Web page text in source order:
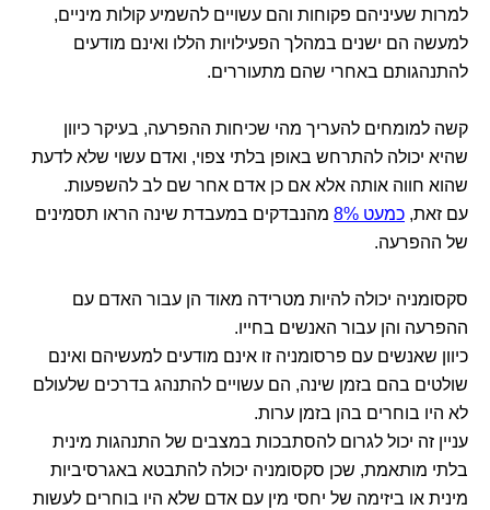
למרות שעיניהם פקוחות והם עשויים להשמיע קולות מיניים,
למעשה הם ישנים במהלך הפעילויות הללו ואינם מודעים
להתנהגותם באחרי שהם מתעוררים.
קשה למומחים להעריך מהי שכיחות ההפרעה, בעיקר כיוון
שהיא יכולה להתרחש באופן בלתי צפוי, ואדם עשוי שלא לדעת
שהוא חווה אותה אלא אם כן אדם אחר שם לב להשפעות.
עם זאת, כמעט 8%
מהנבדקים במעבדת שינה הראו תסמינים
של ההפרעה.
סקסומניה יכולה להיות מטרידה מאוד הן עבור האדם עם
ההפרעה והן עבור האנשים בחייו.
כיוון שאנשים עם פרסומניה זו אינם מודעים למעשיהם ואינם
שולטים בהם בזמן שינה, הם עשויים להתנהג בדרכים שלעולם
לא היו בוחרים בהן בזמן ערות.
עניין זה יכול לגרום להסתבכות במצבים של התנהגות מינית
בלתי מותאמת, שכן סקסומניה יכולה להתבטא באגרסיביות
מינית או ביזימה של יחסי מין עם אדם שלא היו בוחרים לעשות